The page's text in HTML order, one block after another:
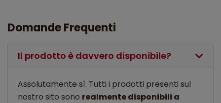
Domande Frequenti
Il prodotto è davvero disponibile?
Assolutamente sì. Tutti i prodotti presenti sul
nostro sito sono realmente disponibili a